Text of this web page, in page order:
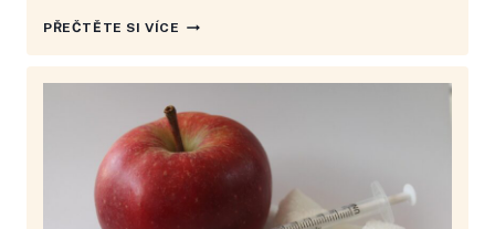
PŘEČTĚTE SI VÍCE AKCE
2025
NEBO
DO
VYPRODÁNÍ
ZÁSOB